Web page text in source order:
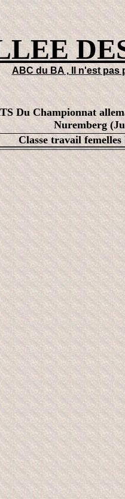
ABC du BA , Il n'est pas
Du Championnat
Nuremberg
Classe travail